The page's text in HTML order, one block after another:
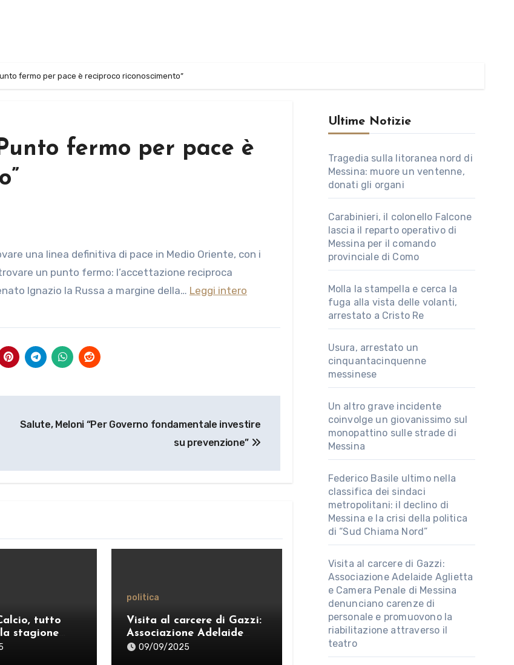
fermo per pace è reciproco riconoscimento”
fermo per pace è
un punto fermo: l’accettazione reciproca
Ignazio la Russa a margine della… Leggi intero
Salute, Meloni “Per Governo fondamentale investire
su prevenzione”
tutto
stagione
il nuovo
politica
Visita al carcere di Gazzi:
Associazione Adelaide
Aglietta e Camera Penale
09/09/2025
Ultime Notizie
Tragedia sulla litoranea nord di
Messina: muore un ventenne,
donati gli organi
Carabinieri, il colonello Falcone
lascia il reparto operativo di
Messina per il comando
provinciale di Como
Molla la stampella e cerca la
fuga alla vista delle volanti,
arrestato a Cristo Re
Usura, arrestato un
cinquantacinquenne
messinese
Un altro grave incidente
coinvolge un giovanissimo sul
monopattino sulle strade di
Messina
Federico Basile ultimo nella
classifica dei sindaci
metropolitani: il declino di
Messina e la crisi della politica
di “Sud Chiama Nord”
Visita al carcere di Gazzi:
Associazione Adelaide Aglietta
e Camera Penale di Messina
denunciano carenze di
personale e promuovono la
riabilitazione attraverso il
teatro